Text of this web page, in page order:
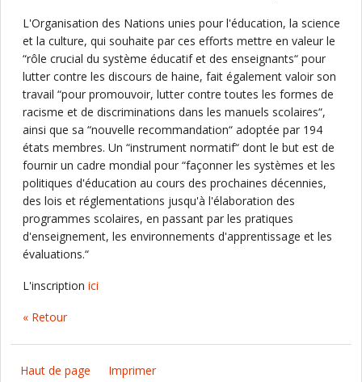
L'Organisation des Nations unies pour l'éducation, la science
et la culture, qui souhaite par ces efforts mettre en valeur le
“rôle crucial du système éducatif et des enseignants“ pour
lutter contre les discours de haine, fait également valoir son
travail “pour promouvoir, lutter contre toutes les formes de
racisme et de discriminations dans les manuels scolaires“,
ainsi que sa “nouvelle recommandation“ adoptée par 194
états membres. Un “instrument normatif“ dont le but est de
fournir un cadre mondial pour “façonner les systèmes et les
politiques d'éducation au cours des prochaines décennies,
des lois et réglementations jusqu'à l'élaboration des
programmes scolaires, en passant par les pratiques
d'enseignement, les environnements d'apprentissage et les
évaluations.“
L'inscription ici
« Retour
Haut de page Imprimer